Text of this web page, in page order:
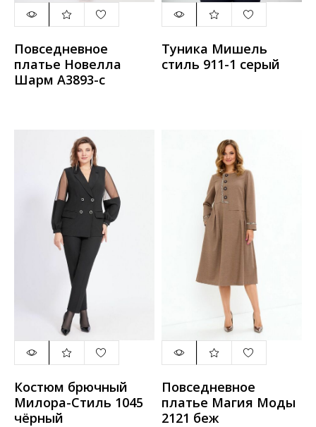
Повседневное
платье Новелла
Шарм А3893-с
Туника Мишель
стиль 911-1 серый
Костюм брючный
Милора-Стиль 1045
чёрный
Повседневное
платье Магия Моды
2121 беж